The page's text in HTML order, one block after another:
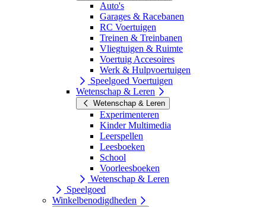
Auto's
Garages & Racebanen
RC Voertuigen
Treinen & Treinbanen
Vliegtuigen & Ruimte
Voertuig Accesoires
Werk & Hulpvoertuigen
Speelgoed Voertuigen
Wetenschap & Leren
Wetenschap & Leren
Experimenteren
Kinder Multimedia
Leerspellen
Leesboeken
School
Voorleesboeken
Wetenschap & Leren
Speelgoed
Winkelbenodigdheden